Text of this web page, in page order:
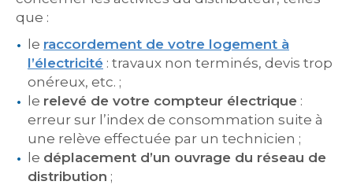
que :
le raccordement de votre logement à
l’électricité : travaux non terminés, devis trop
onéreux, etc. ;
le relevé de votre compteur électrique :
erreur sur l’index de consommation suite à
une relève effectuée par un technicien ;
le déplacement d’un ouvrage du réseau de
distribution ;